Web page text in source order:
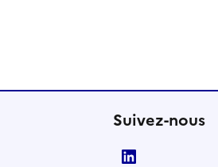
Suivez-nous